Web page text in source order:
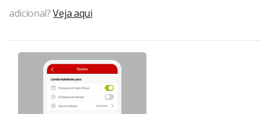
adicional?Veja aqui